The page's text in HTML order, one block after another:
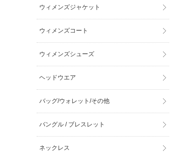
ウィメンズジャケット
ウィメンズコート
ウィメンズシューズ
ヘッドウエア
バッグ/ウォレット/その他
バングル / ブレスレット
ネックレス